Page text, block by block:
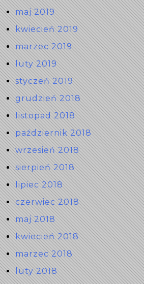
maj 2019
kwiecień 2019
marzec 2019
luty 2019
styczeń 2019
grudzień 2018
listopad 2018
październik 2018
wrzesień 2018
sierpień 2018
lipiec 2018
czerwiec 2018
maj 2018
kwiecień 2018
marzec 2018
luty 2018